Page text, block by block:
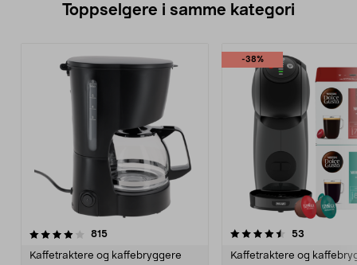
Toppselgere i samme kategori
815anmeldelser
Kaffetraktere og kaffebryggere
-38%
4.5 av 5 stjerner 53
Kaffetraktere og
4.5 av 5 stjerner